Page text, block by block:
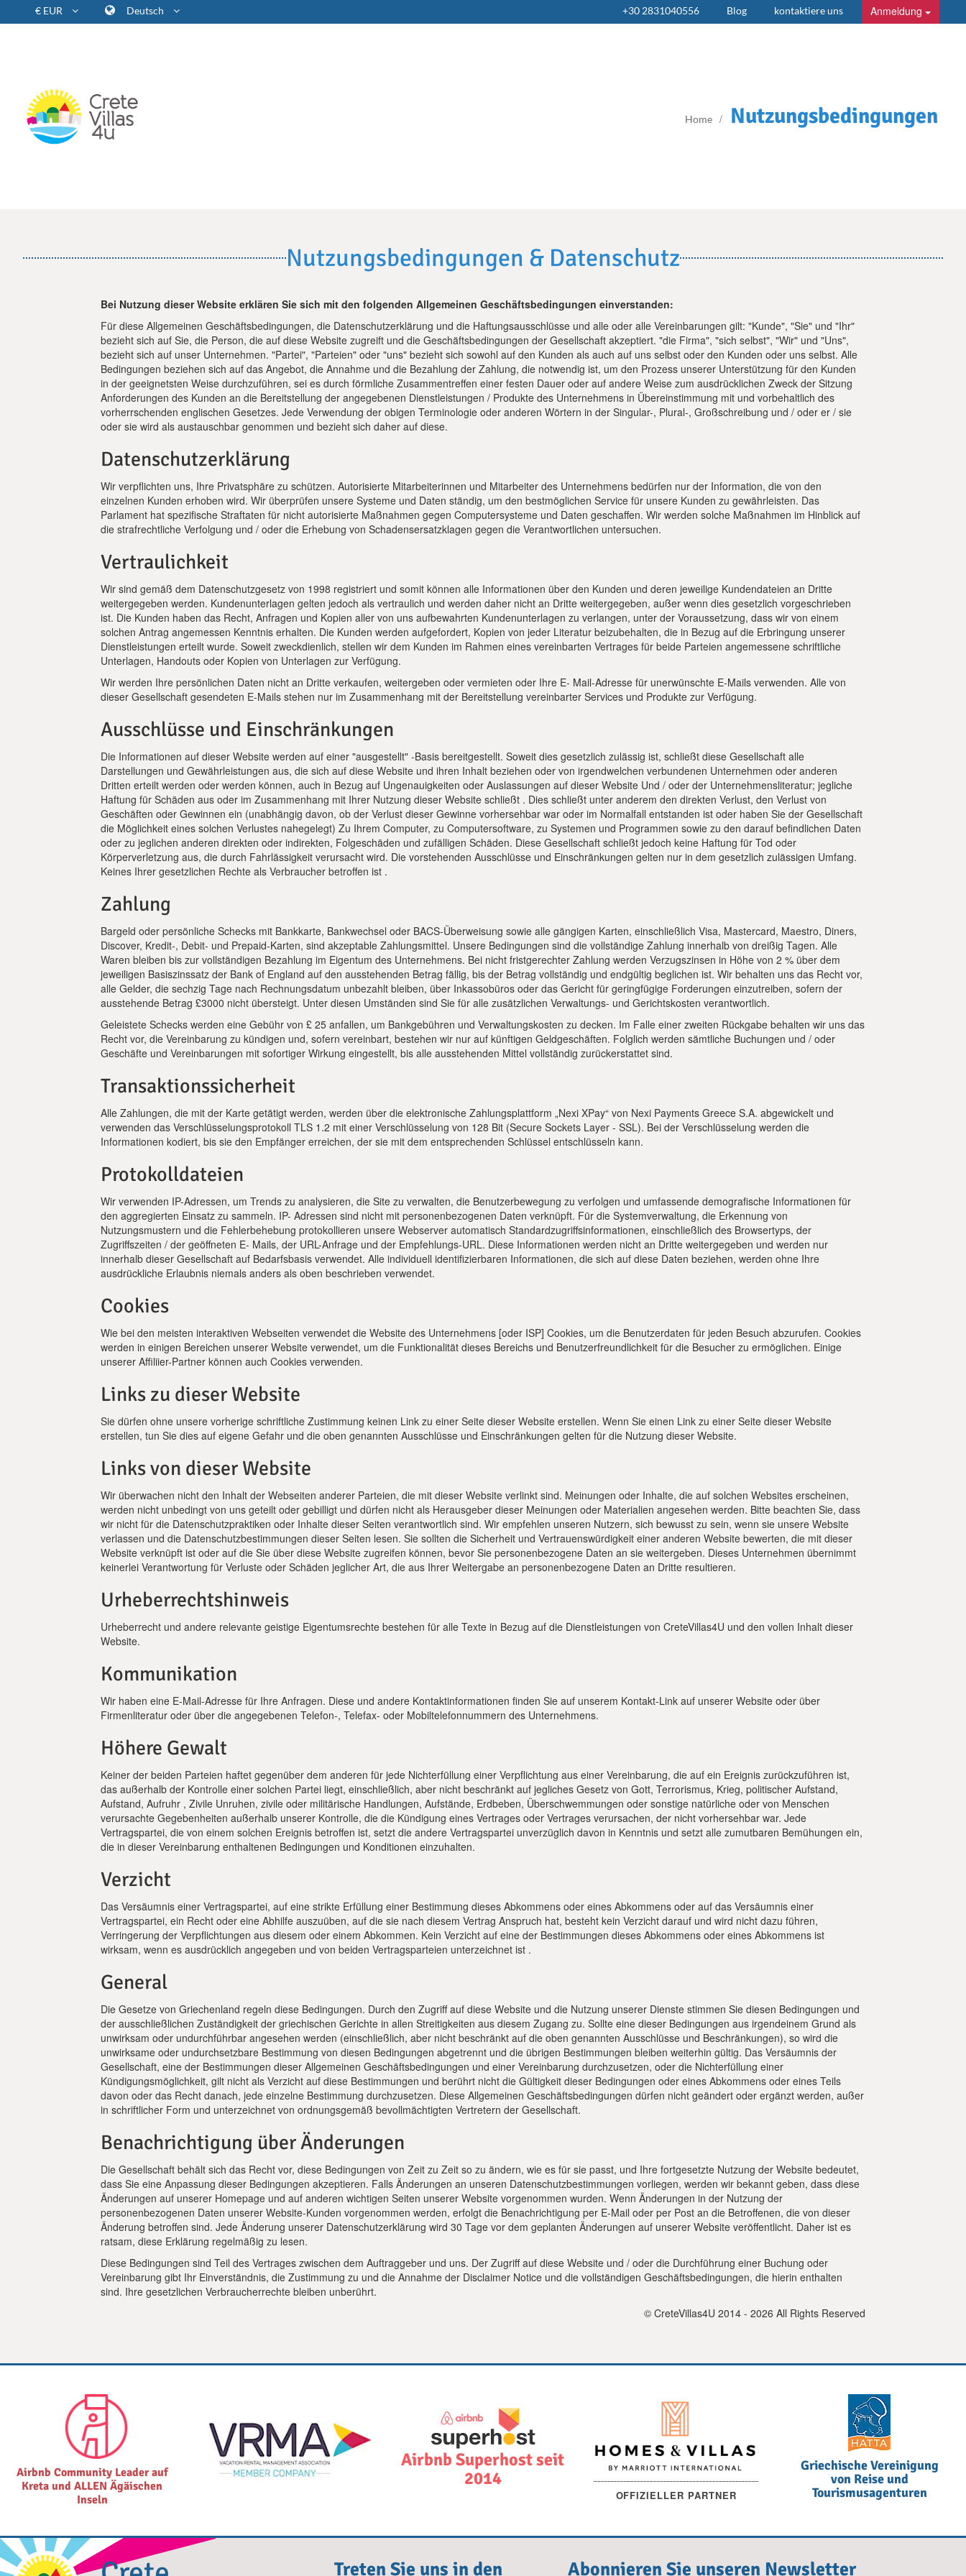
€ EUR Deutsch +30 2831040556 Blog kontaktiere uns Anmeldung
Home Nutzungsbedingungen
Nutzungsbedingungen & Datenschutz
Bei Nutzung dieser Website erklären Sie sich mit den folgenden Allgemeinen Geschäftsbedingungen einverstanden:
Für diese Allgemeinen Geschäftsbedingungen, die Datenschutzerklärung und die Haftungsausschlüsse und alle oder alle Vereinbarungen gilt: "Kunde", "Sie" und "Ihr"
bezieht sich auf Sie, die Person, die auf diese Website zugreift und die Geschäftsbedingungen der Gesellschaft akzeptiert. "die Firma", "sich selbst", "Wir" und "Uns",
bezieht sich auf unser Unternehmen. "Partei", "Parteien" oder "uns" bezieht sich sowohl auf den Kunden als auch auf uns selbst oder den Kunden oder uns selbst. Alle
Bedingungen beziehen sich auf das Angebot, die Annahme und die Bezahlung der Zahlung, die notwendig ist, um den Prozess unserer Unterstützung für den Kunden
in der geeignetsten Weise durchzuführen, sei es durch förmliche Zusammentreffen einer festen Dauer oder auf andere Weise zum ausdrücklichen Zweck der Sitzung
Anforderungen des Kunden an die Bereitstellung der angegebenen Dienstleistungen / Produkte des Unternehmens in Übereinstimmung mit und vorbehaltlich des
vorherrschenden englischen Gesetzes. Jede Verwendung der obigen Terminologie oder anderen Wörtern in der Singular-, Plural-, Großschreibung und / oder er / sie
oder sie wird als austauschbar genommen und bezieht sich daher auf diese.
Datenschutzerklärung
Wir verpflichten uns, Ihre Privatsphäre zu schützen. Autorisierte Mitarbeiterinnen und Mitarbeiter des Unternehmens bedürfen nur der Information, die von den
einzelnen Kunden erhoben wird. Wir überprüfen unsere Systeme und Daten ständig, um den bestmöglichen Service für unsere Kunden zu gewährleisten. Das
Parlament hat spezifische Straftaten für nicht autorisierte Maßnahmen gegen Computersysteme und Daten geschaffen. Wir werden solche Maßnahmen im Hinblick auf
die strafrechtliche Verfolgung und / oder die Erhebung von Schadensersatzklagen gegen die Verantwortlichen untersuchen.
Vertraulichkeit
Wir sind gemäß dem Datenschutzgesetz von 1998 registriert und somit können alle Informationen über den Kunden und deren jeweilige Kundendateien an Dritte
weitergegeben werden. Kundenunterlagen gelten jedoch als vertraulich und werden daher nicht an Dritte weitergegeben, außer wenn dies gesetzlich vorgeschrieben
ist. Die Kunden haben das Recht, Anfragen und Kopien aller von uns aufbewahrten Kundenunterlagen zu verlangen, unter der Voraussetzung, dass wir von einem
solchen Antrag angemessen Kenntnis erhalten. Die Kunden werden aufgefordert, Kopien von jeder Literatur beizubehalten, die in Bezug auf die Erbringung unserer
Dienstleistungen erteilt wurde. Soweit zweckdienlich, stellen wir dem Kunden im Rahmen eines vereinbarten Vertrages für beide Parteien angemessene schriftliche
Unterlagen, Handouts oder Kopien von Unterlagen zur Verfügung.
Wir werden Ihre persönlichen Daten nicht an Dritte verkaufen, weitergeben oder vermieten oder Ihre E- Mail-Adresse für unerwünschte E-Mails verwenden. Alle von
dieser Gesellschaft gesendeten E-Mails stehen nur im Zusammenhang mit der Bereitstellung vereinbarter Services und Produkte zur Verfügung.
Ausschlüsse und Einschränkungen
Die Informationen auf dieser Website werden auf einer "ausgestellt" -Basis bereitgestellt. Soweit dies gesetzlich zulässig ist, schließt diese Gesellschaft alle
Darstellungen und Gewährleistungen aus, die sich auf diese Website und ihren Inhalt beziehen oder von irgendwelchen verbundenen Unternehmen oder anderen
Dritten erteilt werden oder werden können, auch in Bezug auf Ungenauigkeiten oder Auslassungen auf dieser Website Und / oder der Unternehmensliteratur; jegliche
Haftung für Schäden aus oder im Zusammenhang mit Ihrer Nutzung dieser Website schließt . Dies schließt unter anderem den direkten Verlust, den Verlust von
Geschäften oder Gewinnen ein (unabhängig davon, ob der Verlust dieser Gewinne vorhersehbar war oder im Normalfall entstanden ist oder haben Sie der Gesellschaft
die Möglichkeit eines solchen Verlustes nahegelegt) Zu Ihrem Computer, zu Computersoftware, zu Systemen und Programmen sowie zu den darauf befindlichen Daten
oder zu jeglichen anderen direkten oder indirekten, Folgeschäden und zufälligen Schäden. Diese Gesellschaft schließt jedoch keine Haftung für Tod oder
Körperverletzung aus, die durch Fahrlässigkeit verursacht wird. Die vorstehenden Ausschlüsse und Einschränkungen gelten nur in dem gesetzlich zulässigen Umfang.
Keines Ihrer gesetzlichen Rechte als Verbraucher betroffen ist .
Zahlung
Bargeld oder persönliche Schecks mit Bankkarte, Bankwechsel oder BACS-Überweisung sowie alle gängigen Karten, einschließlich Visa, Mastercard, Maestro, Diners,
Discover, Kredit-, Debit- und Prepaid-Karten, sind akzeptable Zahlungsmittel. Unsere Bedingungen sind die vollständige Zahlung innerhalb von dreißig Tagen. Alle
Waren bleiben bis zur vollständigen Bezahlung im Eigentum des Unternehmens. Bei nicht fristgerechter Zahlung werden Verzugszinsen in Höhe von 2 % über dem
jeweiligen Basiszinssatz der Bank of England auf den ausstehenden Betrag fällig, bis der Betrag vollständig und endgültig beglichen ist. Wir behalten uns das Recht vor,
alle Gelder, die sechzig Tage nach Rechnungsdatum unbezahlt bleiben, über Inkassobüros oder das Gericht für geringfügige Forderungen einzutreiben, sofern der
ausstehende Betrag £3000 nicht übersteigt. Unter diesen Umständen sind Sie für alle zusätzlichen Verwaltungs- und Gerichtskosten verantwortlich.
Geleistete Schecks werden eine Gebühr von £ 25 anfallen, um Bankgebühren und Verwaltungskosten zu decken. Im Falle einer zweiten Rückgabe behalten wir uns das
Recht vor, die Vereinbarung zu kündigen und, sofern vereinbart, bestehen wir nur auf künftigen Geldgeschäften. Folglich werden sämtliche Buchungen und / oder
Geschäfte und Vereinbarungen mit sofortiger Wirkung eingestellt, bis alle ausstehenden Mittel vollständig zurückerstattet sind.
Transaktionssicherheit
Alle Zahlungen, die mit der Karte getätigt werden, werden über die elektronische Zahlungsplattform „Nexi XPay“ von Nexi Payments Greece S.A. abgewickelt und
verwenden das Verschlüsselungsprotokoll TLS 1.2 mit einer Verschlüsselung von 128 Bit (Secure Sockets Layer - SSL). Bei der Verschlüsselung werden die
Informationen kodiert, bis sie den Empfänger erreichen, der sie mit dem entsprechenden Schlüssel entschlüsseln kann.
Protokolldateien
Wir verwenden IP-Adressen, um Trends zu analysieren, die Site zu verwalten, die Benutzerbewegung zu verfolgen und umfassende demografische Informationen für
den aggregierten Einsatz zu sammeln. IP- Adressen sind nicht mit personenbezogenen Daten verknüpft. Für die Systemverwaltung, die Erkennung von
Nutzungsmustern und die Fehlerbehebung protokollieren unsere Webserver automatisch Standardzugriffsinformationen, einschließlich des Browsertyps, der
Zugriffszeiten / der geöffneten E- Mails, der URL-Anfrage und der Empfehlungs-URL. Diese Informationen werden nicht an Dritte weitergegeben und werden nur
innerhalb dieser Gesellschaft auf Bedarfsbasis verwendet. Alle individuell identifizierbaren Informationen, die sich auf diese Daten beziehen, werden ohne Ihre
ausdrückliche Erlaubnis niemals anders als oben beschrieben verwendet.
Cookies
Wie bei den meisten interaktiven Webseiten verwendet die Website des Unternehmens [oder ISP] Cookies, um die Benutzerdaten für jeden Besuch abzurufen. Cookies
werden in einigen Bereichen unserer Website verwendet, um die Funktionalität dieses Bereichs und Benutzerfreundlichkeit für die Besucher zu ermöglichen. Einige
unserer Affiliier-Partner können auch Cookies verwenden.
Links zu dieser Website
Sie dürfen ohne unsere vorherige schriftliche Zustimmung keinen Link zu einer Seite dieser Website erstellen. Wenn Sie einen Link zu einer Seite dieser Website
erstellen, tun Sie dies auf eigene Gefahr und die oben genannten Ausschlüsse und Einschränkungen gelten für die Nutzung dieser Website.
Links von dieser Website
Wir überwachen nicht den Inhalt der Webseiten anderer Parteien, die mit dieser Website verlinkt sind. Meinungen oder Inhalte, die auf solchen Websites erscheinen,
werden nicht unbedingt von uns geteilt oder gebilligt und dürfen nicht als Herausgeber dieser Meinungen oder Materialien angesehen werden. Bitte beachten Sie, dass
wir nicht für die Datenschutzpraktiken oder Inhalte dieser Seiten verantwortlich sind. Wir empfehlen unseren Nutzern, sich bewusst zu sein, wenn sie unsere Website
verlassen und die Datenschutzbestimmungen dieser Seiten lesen. Sie sollten die Sicherheit und Vertrauenswürdigkeit einer anderen Website bewerten, die mit dieser
Website verknüpft ist oder auf die Sie über diese Website zugreifen können, bevor Sie personenbezogene Daten an sie weitergeben. Dieses Unternehmen übernimmt
keinerlei Verantwortung für Verluste oder Schäden jeglicher Art, die aus Ihrer Weitergabe an personenbezogene Daten an Dritte resultieren.
Urheberrechtshinweis
Urheberrecht und andere relevante geistige Eigentumsrechte bestehen für alle Texte in Bezug auf die Dienstleistungen von CreteVillas4U und den vollen Inhalt dieser
Website.
Kommunikation
Wir haben eine E-Mail-Adresse für Ihre Anfragen. Diese und andere Kontaktinformationen finden Sie auf unserem Kontakt-Link auf unserer Website oder über
Firmenliteratur oder über die angegebenen Telefon-, Telefax- oder Mobiltelefonnummern des Unternehmens.
Höhere Gewalt
Keiner der beiden Parteien haftet gegenüber dem anderen für jede Nichterfüllung einer Verpflichtung aus einer Vereinbarung, die auf ein Ereignis zurückzuführen ist,
das außerhalb der Kontrolle einer solchen Partei liegt, einschließlich, aber nicht beschränkt auf jegliches Gesetz von Gott, Terrorismus, Krieg, politischer Aufstand,
Aufstand, Aufruhr , Zivile Unruhen, zivile oder militärische Handlungen, Aufstände, Erdbeben, Überschwemmungen oder sonstige natürliche oder von Menschen
verursachte Gegebenheiten außerhalb unserer Kontrolle, die die Kündigung eines Vertrages oder Vertrages verursachen, der nicht vorhersehbar war. Jede
Vertragspartei, die von einem solchen Ereignis betroffen ist, setzt die andere Vertragspartei unverzüglich davon in Kenntnis und setzt alle zumutbaren Bemühungen ein,
die in dieser Vereinbarung enthaltenen Bedingungen und Konditionen einzuhalten.
Verzicht
Das Versäumnis einer Vertragspartei, auf eine strikte Erfüllung einer Bestimmung dieses Abkommens oder eines Abkommens oder auf das Versäumnis einer
Vertragspartei, ein Recht oder eine Abhilfe auszuüben, auf die sie nach diesem Vertrag Anspruch hat, besteht kein Verzicht darauf und wird nicht dazu führen,
Verringerung der Verpflichtungen aus diesem oder einem Abkommen. Kein Verzicht auf eine der Bestimmungen dieses Abkommens oder eines Abkommens ist
wirksam, wenn es ausdrücklich angegeben und von beiden Vertragsparteien unterzeichnet ist .
General
Die Gesetze von Griechenland regeln diese Bedingungen. Durch den Zugriff auf diese Website und die Nutzung unserer Dienste stimmen Sie diesen Bedingungen und
der ausschließlichen Zuständigkeit der griechischen Gerichte in allen Streitigkeiten aus diesem Zugang zu. Sollte eine dieser Bedingungen aus irgendeinem Grund als
unwirksam oder undurchführbar angesehen werden (einschließlich, aber nicht beschränkt auf die oben genannten Ausschlüsse und Beschränkungen), so wird die
unwirksame oder undurchsetzbare Bestimmung von diesen Bedingungen abgetrennt und die übrigen Bestimmungen bleiben weiterhin gültig. Das Versäumnis der
Gesellschaft, eine der Bestimmungen dieser Allgemeinen Geschäftsbedingungen und einer Vereinbarung durchzusetzen, oder die Nichterfüllung einer
Kündigungsmöglichkeit, gilt nicht als Verzicht auf diese Bestimmungen und berührt nicht die Gültigkeit dieser Bedingungen oder eines Abkommens oder eines Teils
davon oder das Recht danach, jede einzelne Bestimmung durchzusetzen. Diese Allgemeinen Geschäftsbedingungen dürfen nicht geändert oder ergänzt werden, außer
in schriftlicher Form und unterzeichnet von ordnungsgemäß bevollmächtigten Vertretern der Gesellschaft.
Benachrichtigung über Änderungen
Die Gesellschaft behält sich das Recht vor, diese Bedingungen von Zeit zu Zeit so zu ändern, wie es für sie passt, und Ihre fortgesetzte Nutzung der Website bedeutet,
dass Sie eine Anpassung dieser Bedingungen akzeptieren. Falls Änderungen an unseren Datenschutzbestimmungen vorliegen, werden wir bekannt geben, dass diese
Änderungen auf unserer Homepage und auf anderen wichtigen Seiten unserer Website vorgenommen wurden. Wenn Änderungen in der Nutzung der
personenbezogenen Daten unserer Website-Kunden vorgenommen werden, erfolgt die Benachrichtigung per E-Mail oder per Post an die Betroffenen, die von dieser
Änderung betroffen sind. Jede Änderung unserer Datenschutzerklärung wird 30 Tage vor dem geplanten Änderungen auf unserer Website veröffentlicht. Daher ist es
ratsam, diese Erklärung regelmäßig zu lesen.
Diese Bedingungen sind Teil des Vertrages zwischen dem Auftraggeber und uns. Der Zugriff auf diese Website und / oder die Durchführung einer Buchung oder
Vereinbarung gibt Ihr Einverständnis, die Zustimmung zu und die Annahme der Disclaimer Notice und die vollständigen Geschäftsbedingungen, die hierin enthalten
sind. Ihre gesetzlichen Verbraucherrechte bleiben unberührt.
© CreteVillas4U 2014 - 2026 All Rights Reserved
OFFIZIELLER PARTNER
Airbnb Superhost seit
2014
Griechische Vereinigung
von Reise und
Tourismusagenturen
Airbnb Community Leader auf
Kreta und ALLEN Ägäischen
Inseln
Treten Sie uns in den Abonnieren Sie unseren Newsletter